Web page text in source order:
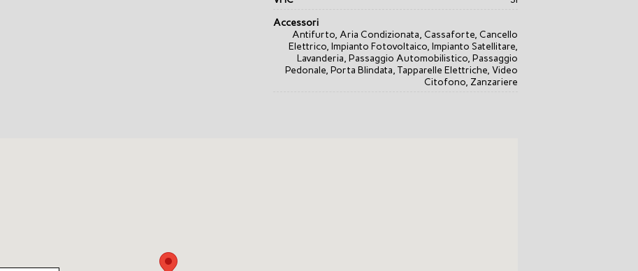
Accessori
Antifurto, Aria Condizionata, Cassaforte, Cancello
Elettrico, Impianto Fotovoltaico, Impianto Satellitare,
Lavanderia, Passaggio Automobilistico, Passaggio
Pedonale, Porta Blindata, Tapparelle Elettriche, Video
Citofono, Zanzariere